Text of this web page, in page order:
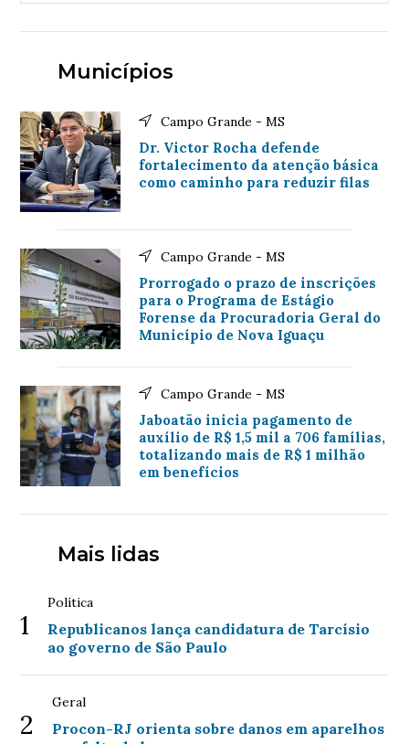
Municípios
Campo Grande - MS
Dr. Victor Rocha defende
fortalecimento da atenção básica
como caminho para reduzir filas
Campo Grande - MS
Prorrogado o prazo de inscrições
para o Programa de Estágio
Forense da Procuradoria Geral do
Município de Nova Iguaçu
Campo Grande - MS
Jaboatão inicia pagamento de
auxílio de R$ 1,5 mil a 706 famílias,
totalizando mais de R$ 1 milhão
em benefícios
Mais lidas
1
Política
Republicanos lança candidatura de Tarcísio
ao governo de São Paulo
2
Geral
Procon-RJ orienta sobre danos em aparelhos